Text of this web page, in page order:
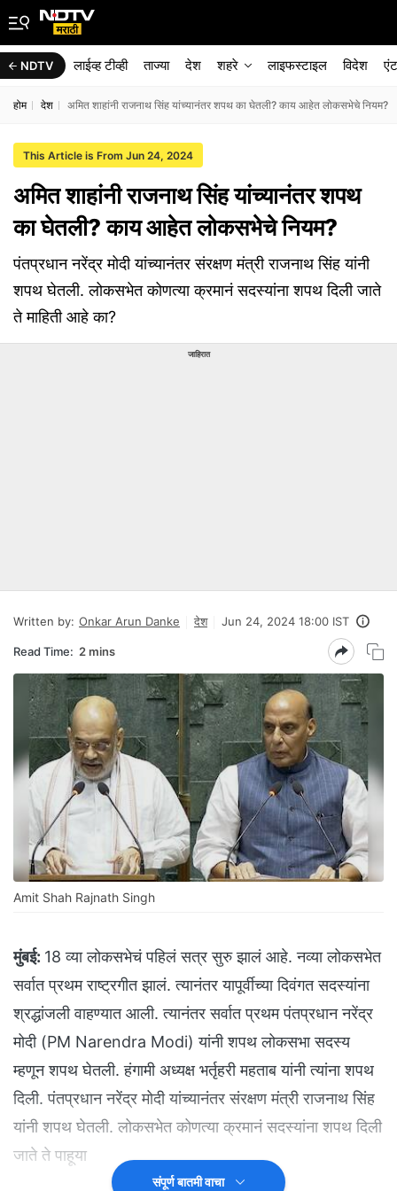
NDTV लाईव्ह टीव्ही ताज्या देश शहरे लाइफस्टाइल विदेश
होम देश अमित शाहांनी राजनाथ सिंह यांच्यानंतर शपथ का घेतली? काय आहेत लोकसभेचे नियम?
This Article is From Jun 24, 2024
अमित शाहांनी राजनाथ सिंह यांच्यानंतर शपथ
का घेतली? काय आहेत लोकसभेचे नियम?
पंतप्रधान नरेंद्र मोदी यांच्यानंतर संरक्षण मंत्री राजनाथ सिंह यांनी
शपथ घेतली. लोकसभेत कोणत्या क्रमानं सदस्यांना शपथ दिली जाते
ते माहिती आहे का?
जाहिरात
Written by: Onkar Arun Danke देश Jun 24, 2024 18:00 IST
Read Time: 2 mins
Amit Shah Rajnath Singh
मुंबई: 18 व्या लोकसभेचं पहिलं सत्र सुरु झालं आहे. नव्या लोकसभेत
सर्वात प्रथम राष्ट्रगीत झालं. त्यानंतर यापूर्वीच्या दिवंगत सदस्यांना
श्रद्धांजली वाहण्यात आली. त्यानंतर सर्वात प्रथम पंतप्रधान नरेंद्र
मोदी (PM Narendra Modi) यांनी शपथ लोकसभा सदस्य
म्हणून शपथ घेतली. हंगामी अध्यक्ष भर्तृहरी महताब यांनी त्यांना शपथ
दिली. पंतप्रधान नरेंद्र मोदी यांच्यानंतर संरक्षण मंत्री राजनाथ सिंह
यांनी शपथ घेतली. लोकसभेत कोणत्या क्रमानं सदस्यांना शपथ दिली
जाते ते पाहूया
संपूर्ण बातमी वाचा